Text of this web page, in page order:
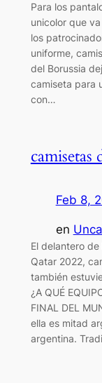
Para los
unicolor que
los
uniforme,
del Borussia
camiseta para
con…
camisetas
Feb 8,
en
El delantero
Qatar 2022,
también
¿A QUÉ
FINAL DEL
ella es mitad
argentina.